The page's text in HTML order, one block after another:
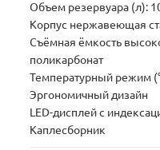
Объем резервуара (л):
Корпус нержавеющая
Съёмная ёмкость
поликарбонат
Температурный режим
Эргономичный дизайн
LED-дисплей с
Каплесборник